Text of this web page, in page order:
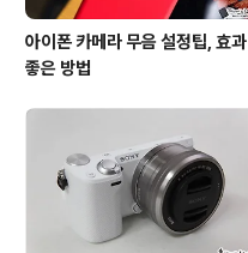
아이폰 카메라 무음 설정팁, 효과
좋은 방법